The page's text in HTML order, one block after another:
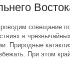
совещание
в
Природные
При этом